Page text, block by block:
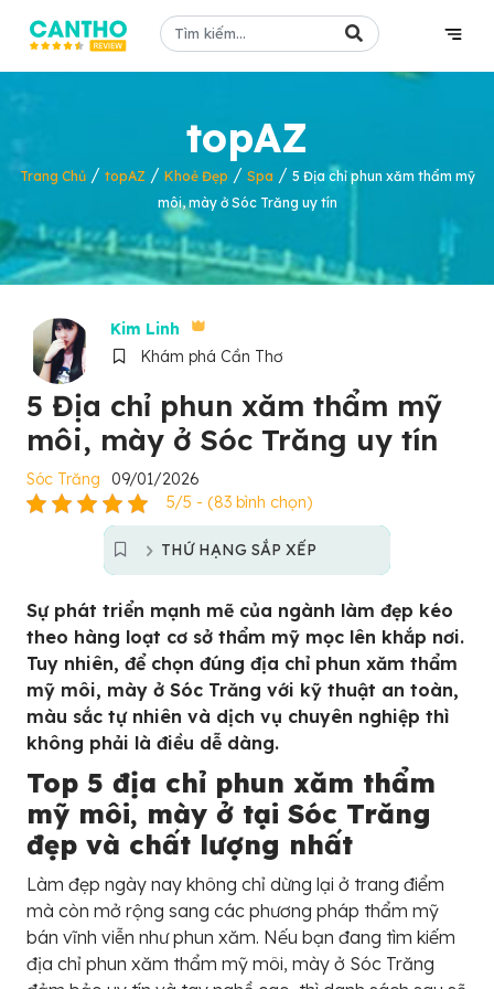
topAZ
Trang Chủ/ topAZ / Khoẻ Đẹp / Spa / 5 Địa chỉ phun xăm thẩm mỹ
môi, mày ở Sóc Trăng uy tín
Kim Linh
Khám phá Cần Thơ
5 Địa chỉ phun xăm thẩm mỹ
môi, mày ở Sóc Trăng uy tín
Sóc Trăng
09/01/2026
5/5 - (83 bình chọn)
THỨ HẠNG SẮP XẾP
Sự phát triển mạnh mẽ của ngành làm đẹp kéo
theo hàng loạt cơ sở thẩm mỹ mọc lên khắp nơi.
Tuy nhiên, để chọn đúng địa chỉ phun xăm thẩm
mỹ môi, mày ở Sóc Trăng với kỹ thuật an toàn,
màu sắc tự nhiên và dịch vụ chuyên nghiệp thì
không phải là điều dễ dàng.
Top 5 địa chỉ phun xăm thẩm
mỹ môi, mày ở tại Sóc Trăng
đẹp và chất lượng nhất
Làm đẹp ngày nay không chỉ dừng lại ở trang điểm
mà còn mở rộng sang các phương pháp thẩm mỹ
bán vĩnh viễn như phun xăm. Nếu bạn đang tìm kiếm
địa chỉ phun xăm thẩm mỹ môi, mày ở Sóc Trăng